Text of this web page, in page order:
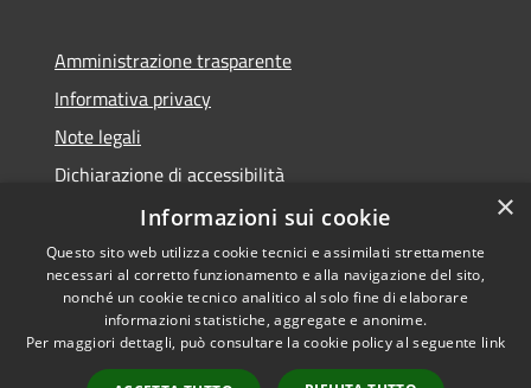
Amministrazione trasparente
Informativa privacy
Note legali
Dichiarazione di accessibilità
Obiettivi di accessibilità
RSS
Accessibilità
Copyright © 2026 • Comune di
×
Informazioni sui cookie
Questo sito web utilizza cookie tecnici e assimilati strettamente
necessari al corretto funzionamento e alla navigazione del sito,
nonché un cookie tecnico analitico al solo fine di elaborare
informazioni statistiche, aggregate e anonime.
Per maggiori dettagli, può consultare la cookie policy al seguente link